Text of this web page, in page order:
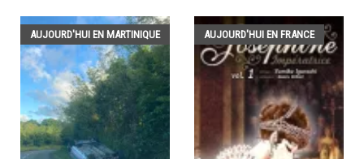
AUJOURD'HUI EN MARTINIQUE AUJOURD'HUI EN FRANCE